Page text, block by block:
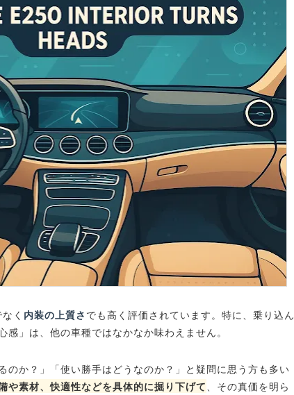
く 内装の上質さ でも高く評価されています。特に、乗り込ん
」は、他の車種ではなかなか味わえません。
のか？」「使い勝手はどうなのか？」と疑問に思う方も多い
や素材、快適性などを具体的に掘り下げて、その真価を明ら